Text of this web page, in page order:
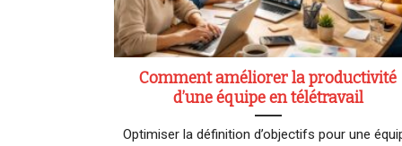
Comment améliorer la productivité
d’une équipe en télétravail
Optimiser la définition d’objectifs pour une